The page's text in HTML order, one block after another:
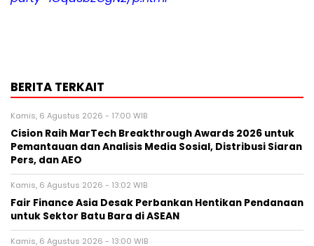
BERITA TERKAIT
Kamis, 6 Agustus 2026 - 17:00 WIB
Cision Raih MarTech Breakthrough Awards 2026 untuk
Pemantauan dan Analisis Media Sosial, Distribusi Siaran
Pers, dan AEO
Kamis, 6 Agustus 2026 - 13:02 WIB
Fair Finance Asia Desak Perbankan Hentikan Pendanaan
untuk Sektor Batu Bara di ASEAN
Kamis, 6 Agustus 2026 - 13:00 WIB